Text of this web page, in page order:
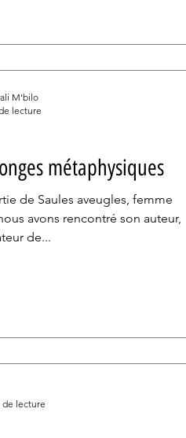
collaborations : I’m Not
métaphysiques
de Saules aveugles, femme
avons rencontré son auteur,
de...
M'bilo
lecture
de lecture